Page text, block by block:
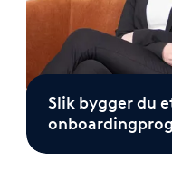
Slik bygger du